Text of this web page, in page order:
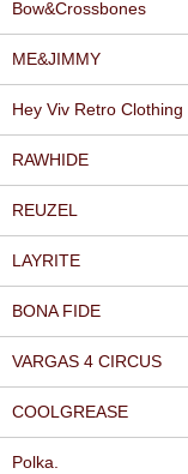
Bow&Crossbones
ME&JIMMY
Hey Viv Retro Clothing
RAWHIDE
REUZEL
LAYRITE
BONA FIDE
VARGAS 4 CIRCUS
COOLGREASE
Polka.